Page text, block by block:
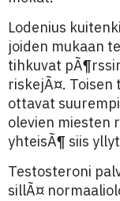
Lodenius
joiden mukaan
tihkuvat
riskejÃ¤. Toisen
ottavat
olevien miesten
yhteisÃ¶ siis
Testosteroni
sillÃ¤